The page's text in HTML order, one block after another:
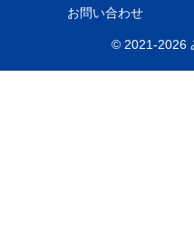
お問い合わせ
© 2021-2026